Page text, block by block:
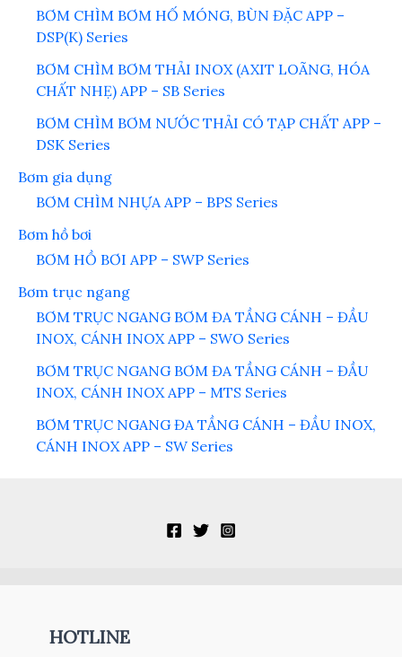
BƠM CHÌM BƠM HỐ MÓNG, BÙN ĐẶC APP –
DSP(K) Series
BƠM CHÌM BƠM THẢI INOX (AXIT LOÃNG, HÓA
CHẤT NHẸ) APP – SB Series
BƠM CHÌM BƠM NƯỚC THẢI CÓ TẠP CHẤT APP –
DSK Series
Bơm gia dụng
BƠM CHÌM NHỰA APP – BPS Series
Bơm hồ bơi
BƠM HỒ BƠI APP – SWP Series
Bơm trục ngang
BƠM TRỤC NGANG BƠM ĐA TẦNG CÁNH – ĐẦU
INOX, CÁNH INOX APP – SWO Series
BƠM TRỤC NGANG BƠM ĐA TẦNG CÁNH – ĐẦU
INOX, CÁNH INOX APP – MTS Series
BƠM TRỤC NGANG ĐA TẦNG CÁNH – ĐẦU INOX,
CÁNH INOX APP – SW Series
HOTLINE